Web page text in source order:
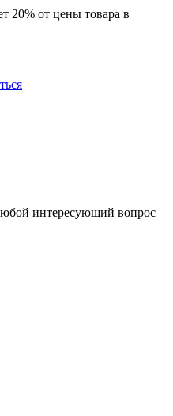
20% от цены товара в
интересующий вопрос